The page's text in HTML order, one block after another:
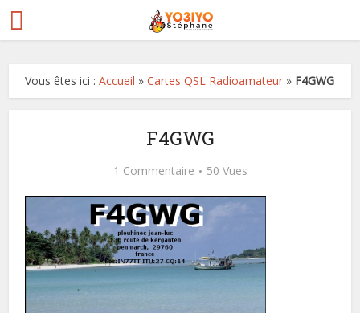
Vous êtes ici :Accueil »Cartes QSL Radioamateur » F4GWG
F4GWG
1 Commentaire 50 Vues